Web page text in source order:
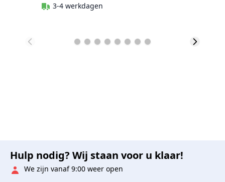
3-4 werkdagen
Hulp nodig? Wij staan voor u klaar!
We zijn vanaf 9:00 weer open